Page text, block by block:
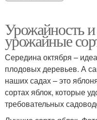
Урожайность
урожайные
Середина октября –
плодовых деревьев. А
наших садах – это
сортах яблок, которые
требовательных